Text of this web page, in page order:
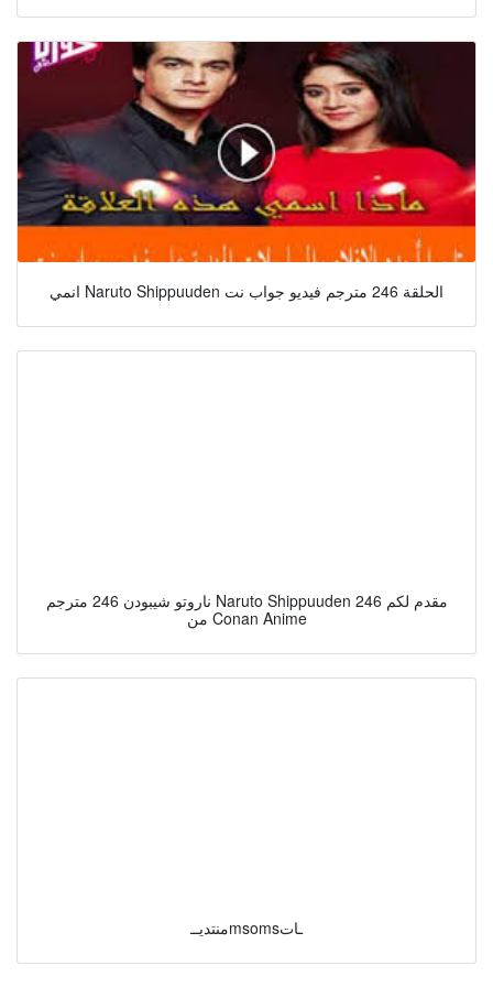
انمي Naruto Shippuuden الحلقة 246 مترجم فيديو جواب نت
ناروتو شيبودن 246 مترجم Naruto Shippuuden 246 مقدم لكم
من Conan Anime
منتديــmsomsـات